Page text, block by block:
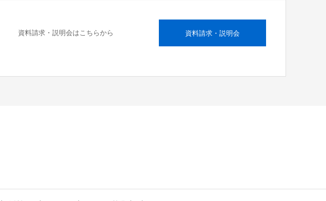
資料請求・説明会はこちらから 資料請求・説明会